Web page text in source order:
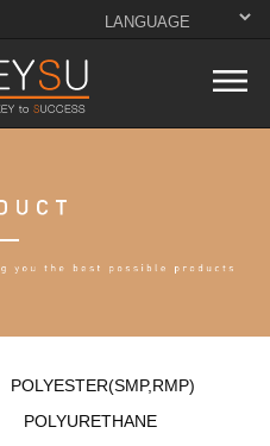
POLYESTER(SMP,RMP)
POLYURETHANE